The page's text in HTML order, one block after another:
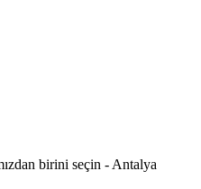
birini seçin - Antalya